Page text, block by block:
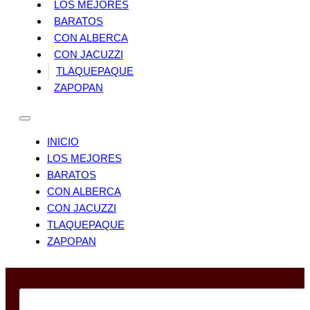
LOS MEJORES
BARATOS
CON ALBERCA
CON JACUZZI
TLAQUEPAQUE
ZAPOPAN
INICIO
LOS MEJORES
BARATOS
CON ALBERCA
CON JACUZZI
TLAQUEPAQUE
ZAPOPAN